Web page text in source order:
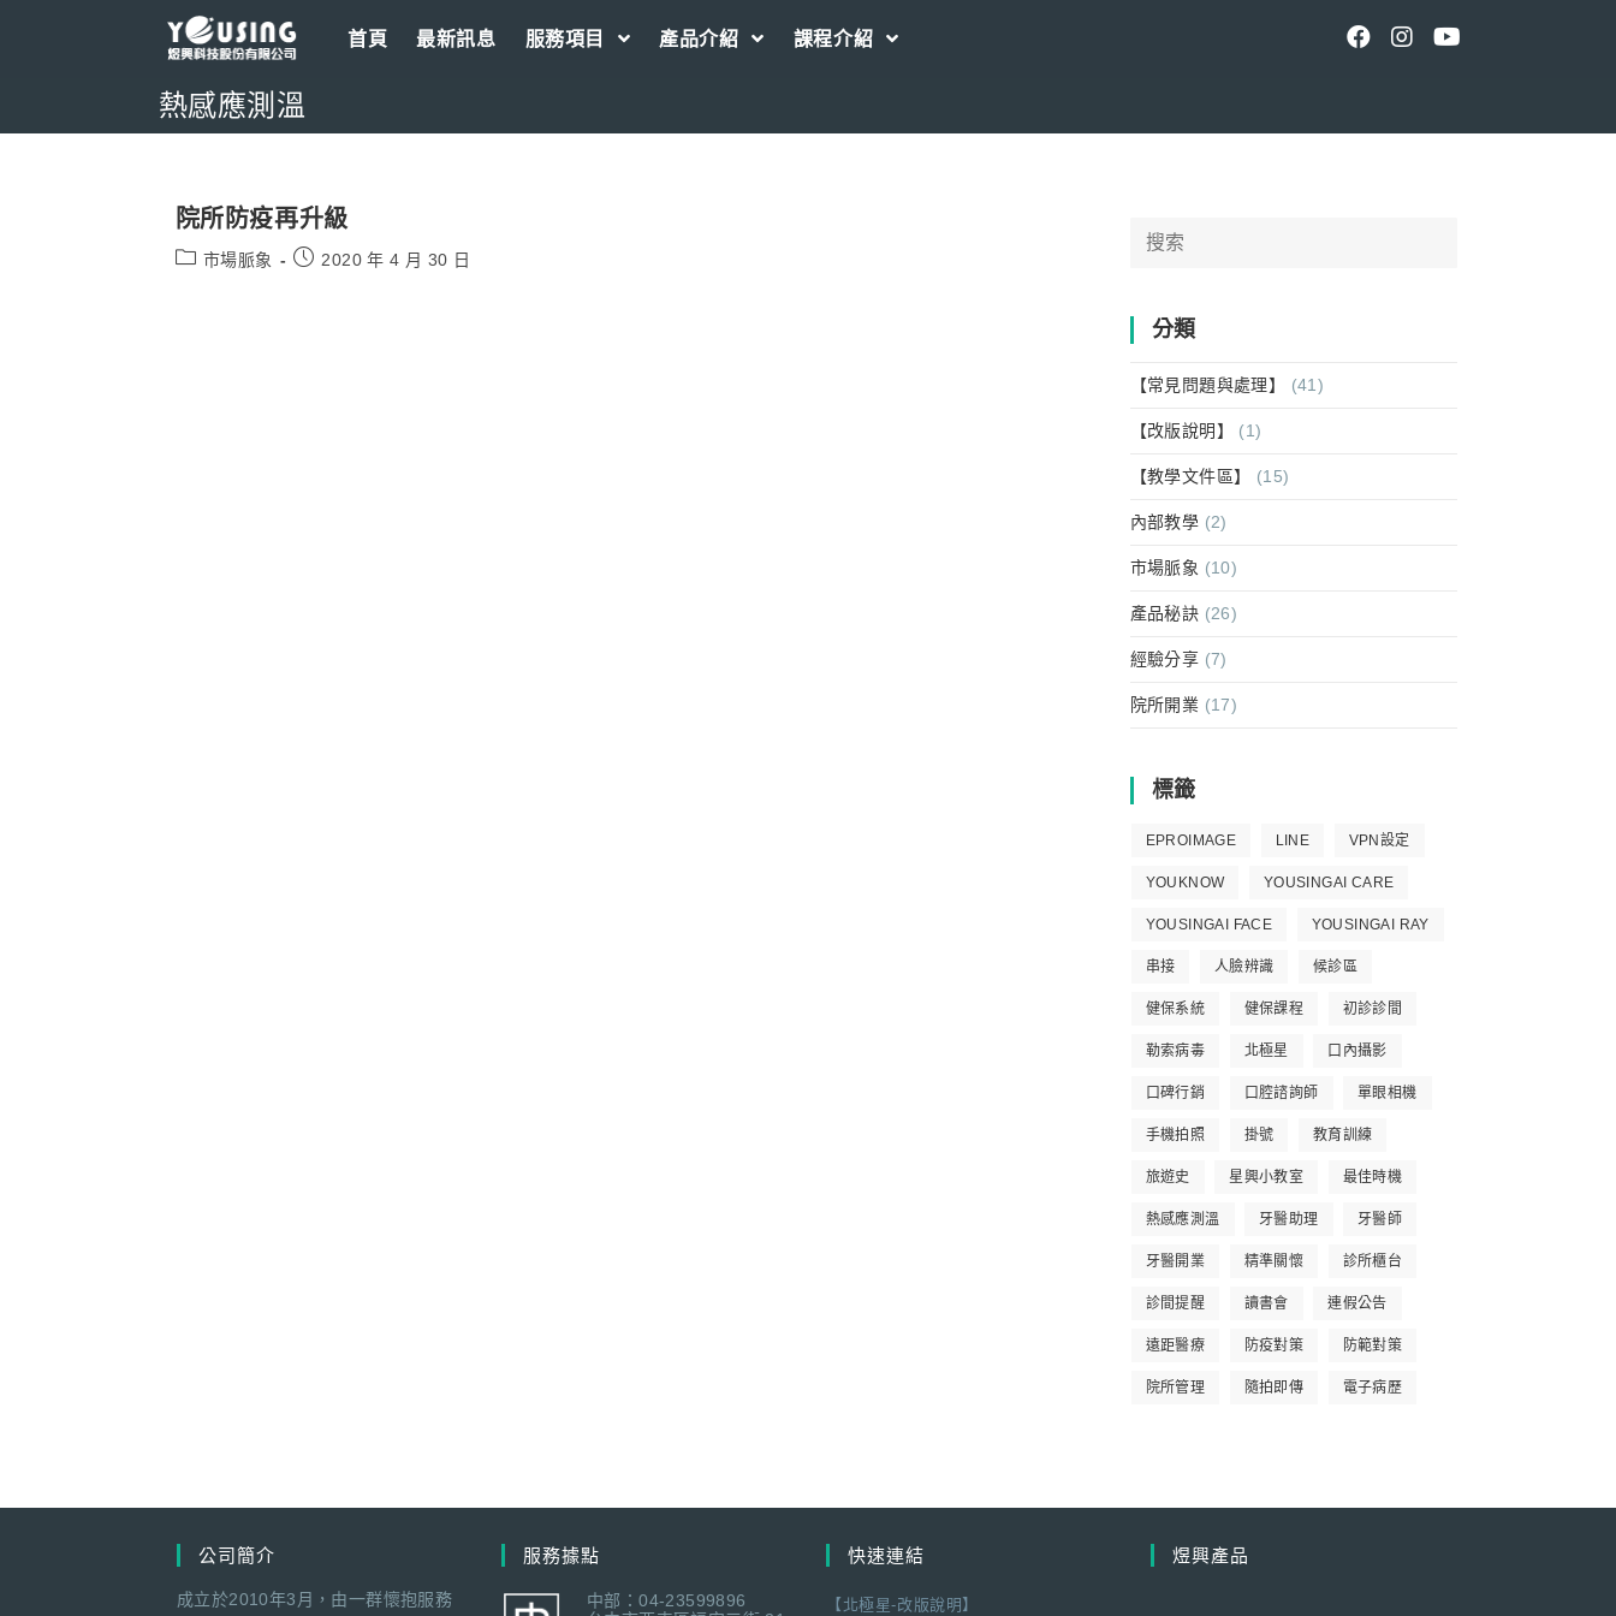
首頁 最新訊息 服務項目 產品介紹 課程介紹
熱感應測溫
院所防疫再升級
Post市場脈象
Post2020 年 4 月 30 日
Search
分類
【常見問題與處理】 (41)
【改版說明】 (1)
【教學文件區】 (15)
內部教學 (2)
市場脈象 (10)
產品秘訣 (26)
經驗分享 (7)
院所開業 (17)
標籤
EPROIMAGE LINE VPN設定
YOUKNOW YOUSINGAI CARE
YOUSINGAI FACE YOUSINGAI RAY
串接 人臉辨識 候診區
健保系統 健保課程 初診診間
勒索病毒 北極星 口內攝影
口碑行銷 口腔諮詢師 單眼相機
手機拍照 掛號 教育訓練
旅遊史 星興小教室 最佳時機
熱感應測溫 牙醫助理 牙醫師
牙醫開業 精準關懷 診所櫃台
診間提醒 讀書會 連假公告
遠距醫療 防疫對策 防範對策
院所管理 隨拍即傳 電子病歷
公司簡介
成立於2010年3月，由一群懷抱服務
服務據點
中部：04-23599896
快速連結
【北極星-改版說明】
煜興產品